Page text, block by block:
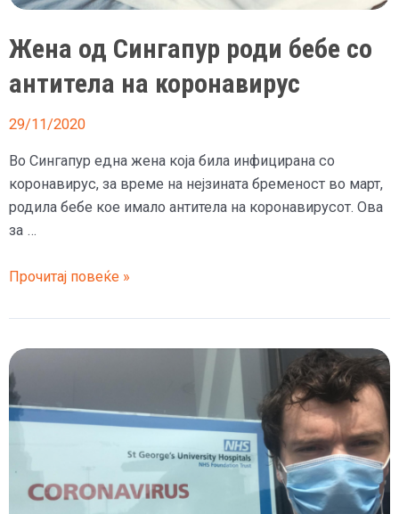
Жена од Сингапур роди бебе со
антитела на коронавирус
29/11/2020
Во Сингапур една жена која била инфицирана со
коронавирус, за време на нејзината бременост во март,
родила бебе кое имало антитела на коронавирусот. Ова
за …
Жена
Сингапур
роди
бебе
со
антитела
Прочитај повеќе »